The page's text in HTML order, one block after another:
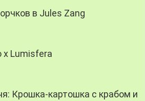
в Jules Zang
x Lumisfera
Крошка-картошка с крабом и